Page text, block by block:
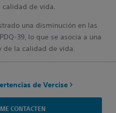
calidad de vida.
una disminución en las
39, lo que se asocia a una
de la calidad de vida.
de Vercise
CONTACTEN